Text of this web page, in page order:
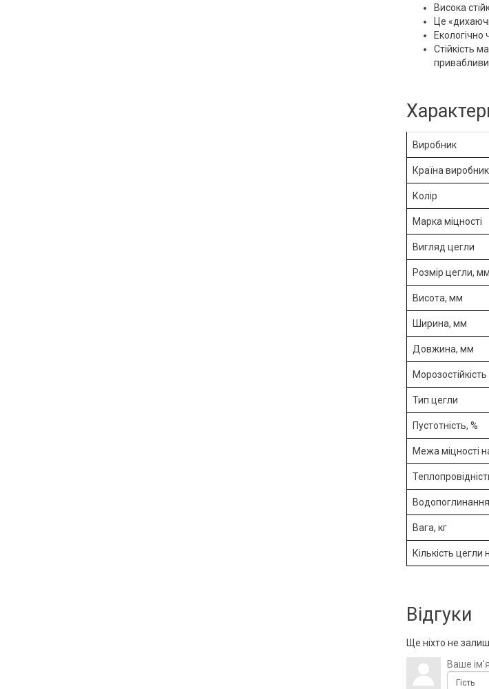
Висока
Це
Стійкість
Виробник
Країна виробник
Колір
Марка міцності
Вигляд цегли
Розмір цегли, мм
Висота, мм
Ширина, мм
Довжина, мм
Морозостійкість
Тип цегли
Пустотність, %
Межа міцності
Вага, кг
Кількість цегли
Відгуки
Ще ніхто не
Ваше